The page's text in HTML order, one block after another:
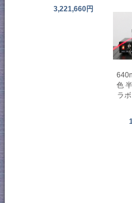
3,221,660円
色
ラ